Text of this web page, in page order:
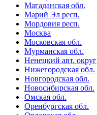
Магаданская обл.
Марий Эл респ.
Мордовия респ.
Москва
Московская обл.
Мурманская обл.
Ненецкий авт. округ
Нижегородская обл.
Новгородская обл.
Новосибирская обл.
Омская обл.
Оренбургская обл.